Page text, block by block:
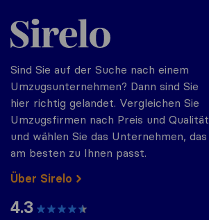
Sirelo.at
Sind Sie auf der Suche nach einem
Umzugsunternehmen? Dann sind Sie
hier richtig gelandet. Vergleichen Sie
Umzugsfirmen nach Preis und Qualität
und wählen Sie das Unternehmen, das
am besten zu Ihnen passt.
Über Sirelo
4.3